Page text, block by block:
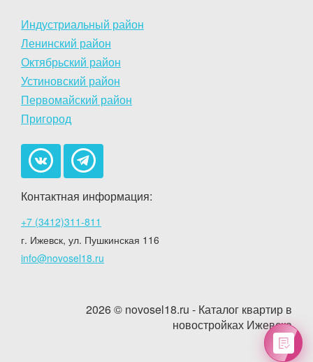
Индустриальный район
Ленинский район
Октябрьский район
Устиновский район
Первомайский район
Пригород
Контактная информация:
+7 (3412)311-811
г. Ижевск, ул. Пушкинская 116
info@novosel18.ru
2026 © novosel18.ru - Каталог квартир в
новостройках Ижевска